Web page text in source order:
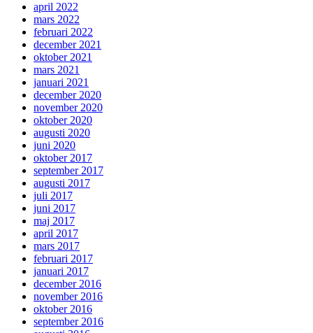
april 2022
mars 2022
februari 2022
december 2021
oktober 2021
mars 2021
januari 2021
december 2020
november 2020
oktober 2020
augusti 2020
juni 2020
oktober 2017
september 2017
augusti 2017
juli 2017
juni 2017
maj 2017
april 2017
mars 2017
februari 2017
januari 2017
december 2016
november 2016
oktober 2016
september 2016